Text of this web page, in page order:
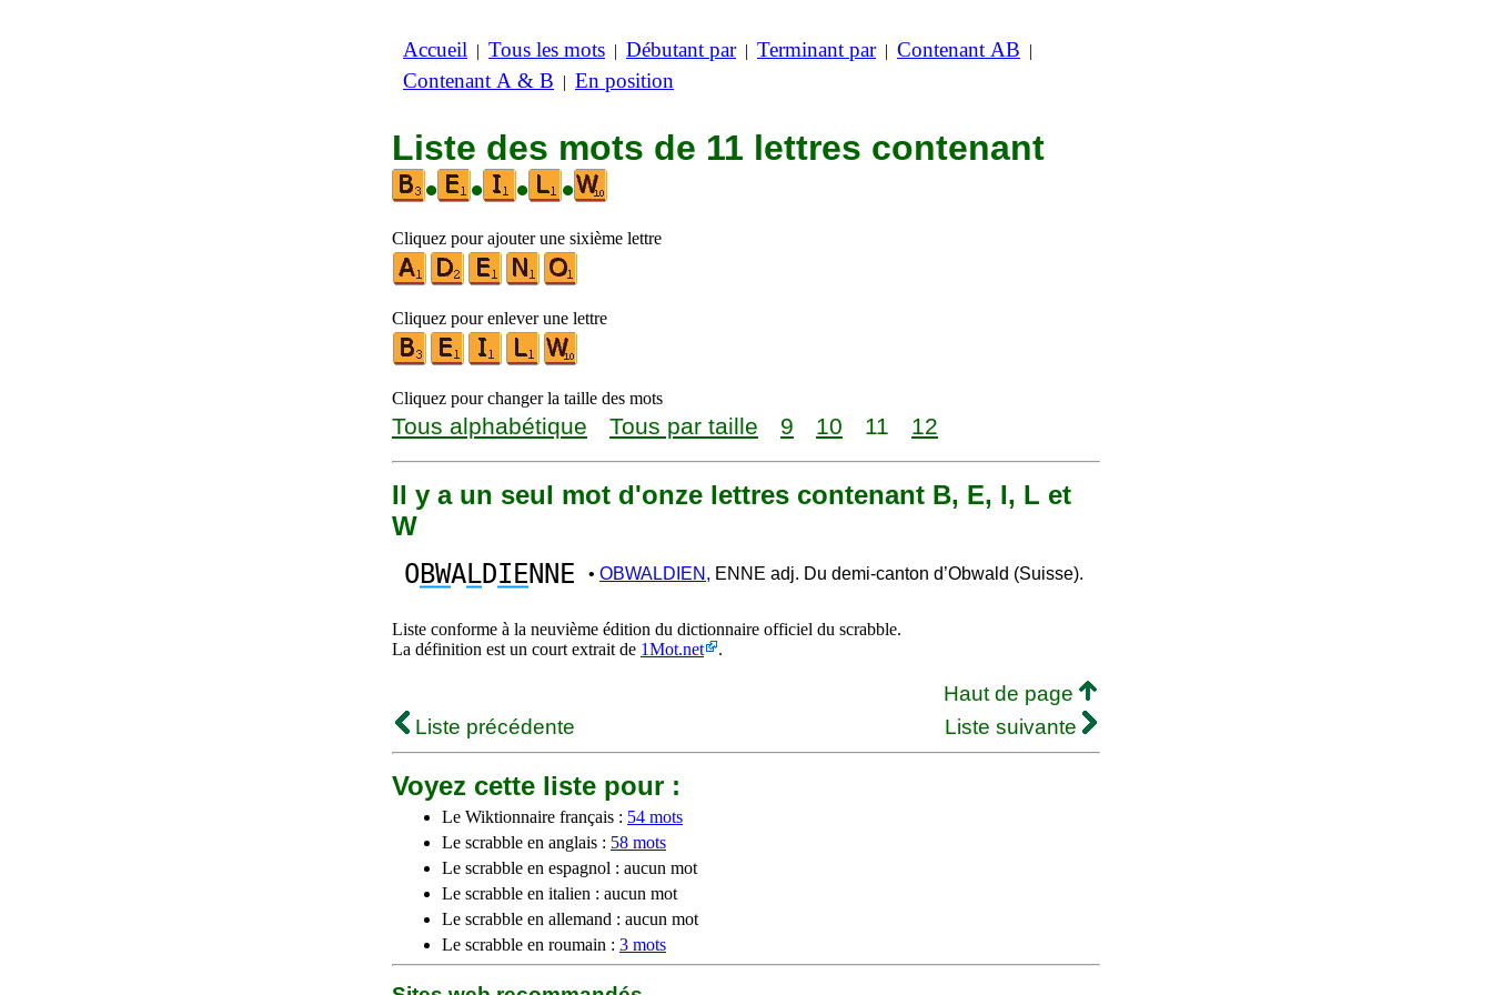
Accueil | Tous les mots | Débutant par| Terminant par| Contenant AB |
Contenant A & B | En position
Liste des mots de 11 lettres contenant
•
• • •
Cliquez pour ajouter une sixième lettre
Cliquez pour enlever une lettre
Cliquez pour changer la taille des mots
Tous alphabétique Tous par taille 9 10 11 12
Il y a un seul mot d'onze lettres contenant B, E, I, L et
W
OBWALDIENNE • OBWALDIEN, ENNE adj. Du demi-canton d’Obwald (Suisse).
Liste conforme à la neuvième édition du dictionnaire officiel du scrabble.
La définition est un court extrait de 1Mot.net .
Haut de page
Liste précédente
Liste suivante
Voyez cette liste pour :
Le Wiktionnaire français : 54 mots
Le scrabble en anglais : 58 mots
Le scrabble en espagnol : aucun mot
Le scrabble en italien : aucun mot
Le scrabble en allemand : aucun mot
Le scrabble en roumain : 3 mots